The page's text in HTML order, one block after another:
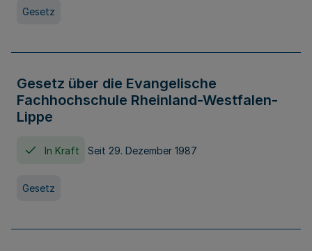
Gesetz
Gesetz über die Evangelische
Fachhochschule Rheinland-Westfalen-
Lippe
In Kraft Seit 29. Dezember 1987
Gesetz